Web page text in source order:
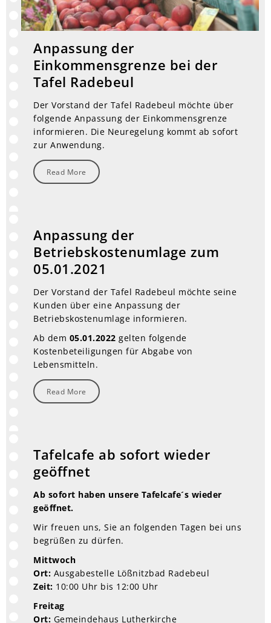
Anpassung der
Einkommensgrenze bei der
Tafel Radebeul
Der Vorstand der Tafel Radebeul möchte über
folgende Anpassung der Einkommensgrenze
informieren. Die Neuregelung kommt ab sofort
zur Anwendung.
Read More
Anpassung der
Betriebskostenumlage zum
05.01.2021
Der Vorstand der Tafel Radebeul möchte seine
Kunden über eine Anpassung der
Betriebskostenumlage informieren.
Ab dem 05.01.2022 gelten folgende
Kostenbeteiligungen für Abgabe von
Lebensmitteln.
Read More
Tafelcafe ab sofort wieder
geöffnet
Ab sofort haben unsere Tafelcafe´s wieder
geöffnet.
Wir freuen uns, Sie an folgenden Tagen bei uns
begrüßen zu dürfen.
Mittwoch
Ort: Ausgabestelle Lößnitzbad Radebeul
Zeit: 10:00 Uhr bis 12:00 Uhr
Freitag
Ort: Gemeindehaus Lutherkirche